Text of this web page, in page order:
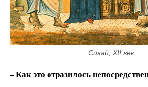
Синай, XII век
– Как это отразилось